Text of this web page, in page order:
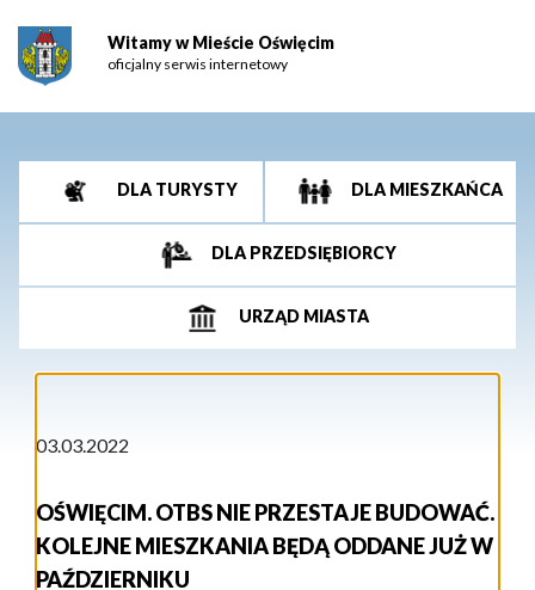
Witamy w Mieście Oświęcim
oficjalny serwis internetowy
DLA TURYSTY DLA MIESZKAŃCA
DLA PRZEDSIĘBIORCY
URZĄD MIASTA
03.03.2022
OŚWIĘCIM. OTBS NIE PRZESTAJE BUDOWAĆ.
KOLEJNE MIESZKANIA BĘDĄ ODDANE JUŻ W
PAŹDZIERNIKU